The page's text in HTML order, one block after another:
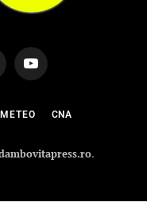
YouTube
METEO CNA
.